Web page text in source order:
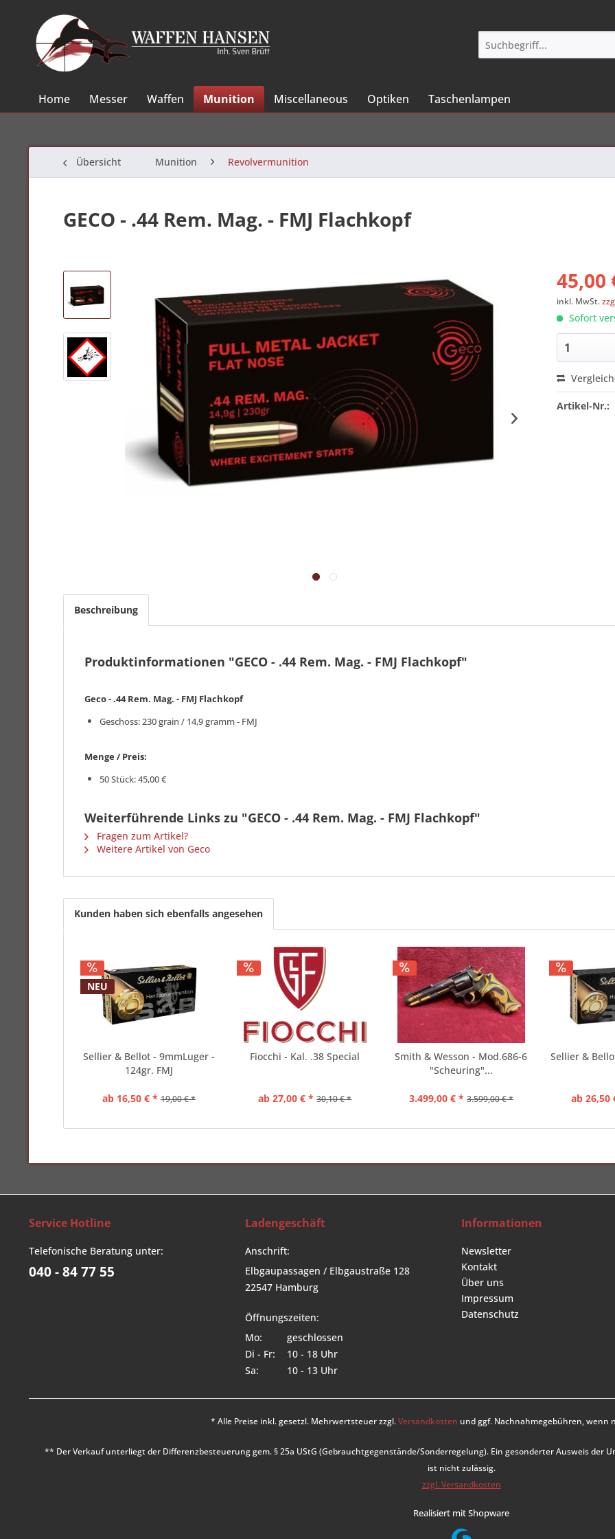
Home Messer Waffen Munition Miscellaneous Optiken Taschenlampen
Übersicht Munition Revolvermunition
GECO - .44 Rem. Mag. - FMJ Flachkopf
45,00
inkl. MwSt.
Sofort
Artikel-Nr.:
Beschreibung
Produktinformationen "GECO - .44 Rem. Mag. - FMJ Flachkopf"
Geco - .44 Rem. Mag. - FMJ Flachkopf
Geschoss: 230 grain / 14,9 gramm - FMJ
Menge / Preis:
50 Stück: 45,00 €
Weiterführende Links zu "GECO - .44 Rem. Mag. - FMJ Flachkopf"
Fragen zum Artikel?
Weitere Artikel von Geco
Kunden haben sich ebenfalls angesehen
NEU
Sellier & Bellot - 9mmLuger -
124gr. FMJ
ab 16,50 € * 19,00 € *
Fiocchi - Kal. .38 Special
ab 27,00 € * 30,10 € *
Smith & Wesson - Mod.686-6
"Scheuring"...
3.499,00 € * 3.599,00 € *
Sellier &
ab 26,50
Service Hotline
Telefonische Beratung unter:
040 - 84 77 55
Ladengeschäft
Anschrift:
Elbgaupassagen / Elbgaustraße 128
22547 Hamburg
Öffnungszeiten:
Mo:
geschlossen
Di - Fr:
10 - 18 Uhr
Sa:
10 - 13 Uhr
Informationen
Newsletter
Kontakt
Über uns
Impressum
Datenschutz
* Alle Preise inkl. gesetzl. Mehrwertsteuer zzgl.Versandkosten und ggf. Nachnahmegebühren, wenn
** Der Verkauf unterliegt der Differenzbesteuerung gem. § 25a UStG (Gebrauchtgegenstände/Sonderregelung). Ein gesonderter Ausweis der
ist nicht zulässig.
zzgl. Versandkosten
Realisiert mit Shopware